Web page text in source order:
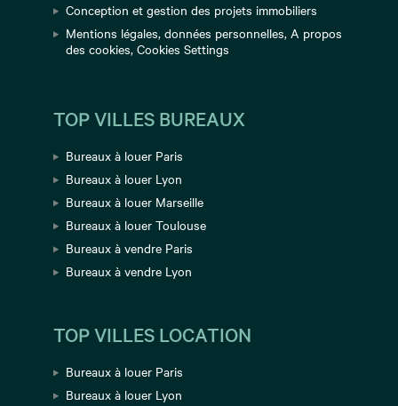
Conception et gestion des projets immobiliers
Mentions légales, données personnelles, A propos
des cookies, Cookies Settings
TOP VILLES BUREAUX
Bureaux à louer Paris
Bureaux à louer Lyon
Bureaux à louer Marseille
Bureaux à louer Toulouse
Bureaux à vendre Paris
Bureaux à vendre Lyon
TOP VILLES LOCATION
Bureaux à louer Paris
Bureaux à louer Lyon